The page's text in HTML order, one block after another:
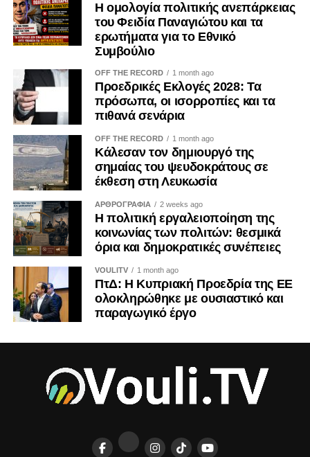
Η ομολογία πολιτικής ανεπάρκειας
του Φειδία Παναγιώτου και τα
ερωτήματα για το Εθνικό
Συμβούλιο
OFF THE RECORD 1 month ago
Προεδρικές Εκλογές 2028: Τα
πρόσωπα, οι ισορροπίες και τα
πιθανά σενάρια
OFF THE RECORD 1 month ago
Κάλεσαν τον δημιουργό της
σημαίας του ψευδοκράτους σε
έκθεση στη Λευκωσία
ΑΡΘΡΟΓΡΑΦΙΑ 2 weeks ago
Η πολιτική εργαλειοποίηση της
κοινωνίας των πολιτών: θεσμικά
όρια και δημοκρατικές συνέπειες
VOULITV 1 month ago
ΠτΔ: Η Κυπριακή Προεδρία της ΕΕ
ολοκληρώθηκε με ουσιαστικό και
παραγωγικό έργο